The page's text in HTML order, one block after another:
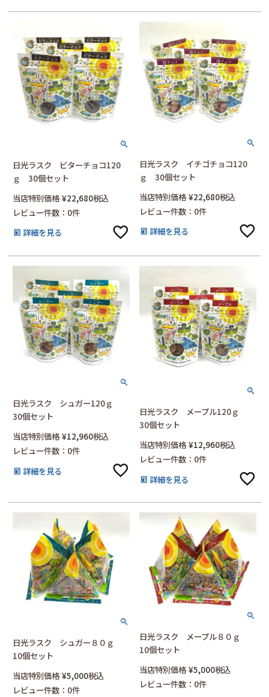
日光ラスク ビターチョコ120
ｇ 30個セット
当店特別価格 ¥22,680税込
レビュー件数：0件
詳細を見る
日光ラスク イチゴチョコ120
ｇ 30個セット
当店特別価格 ¥22,680税込
レビュー件数：0件
詳細を見る
日光ラスク シュガー120ｇ
30個セット
当店特別価格 ¥12,960税込
レビュー件数：0件
詳細を見る
日光ラスク メープル120ｇ
30個セット
当店特別価格 ¥12,960税込
レビュー件数：0件
詳細を見る
日光ラスク シュガー８０ｇ
10個セット
当店特別価格 ¥5,000税込
レビュー件数：0件
日光ラスク メープル８０ｇ
10個セット
当店特別価格 ¥5,000税込
レビュー件数：0件